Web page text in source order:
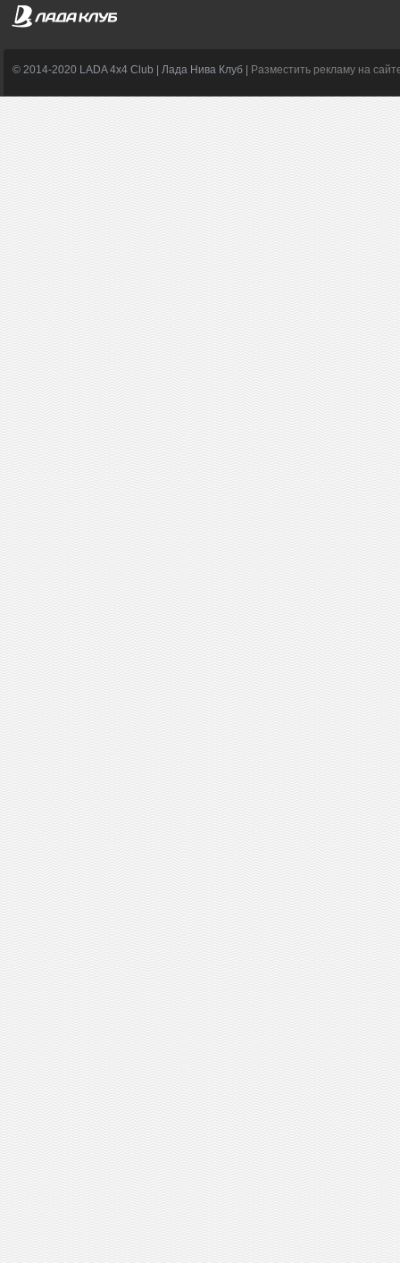
© 2014-2020 LADA 4x4 Club | Лада Нива Клуб | Разместить рекламу на